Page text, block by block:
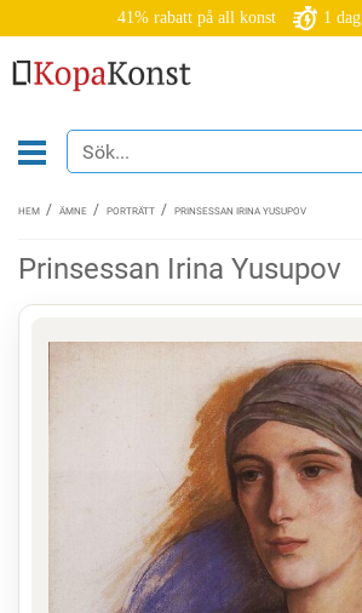
41% rabatt på all konst 1 dag
HEM ÄMNE PORTRÄTT PRINSESSAN IRINA YUSUPOV
Prinsessan Irina Yusupov